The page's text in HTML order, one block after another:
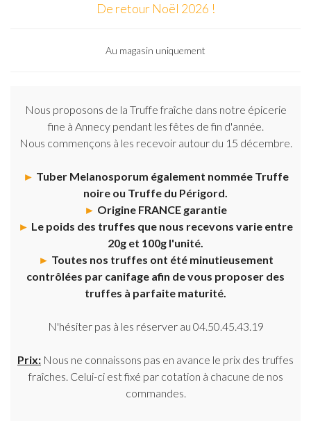
De retour Noël 2026 !
Au magasin uniquement
Nous proposons de la Truffe fraîche dans notre épicerie
fine à Annecy pendant les fêtes de fin d'année.
Nous commençons à les recevoir autour du 15 décembre.
► Tuber Melanosporum également nommée Truffe
noire ou Truffe du Périgord.
► Origine FRANCE garantie
► Le poids des truffes que nous recevons varie entre
20g et 100g l'unité.
► Toutes nos truffes ont été minutieusement
contrôlées par canifage afin de vous proposer des
truffes à parfaite maturité.
N'hésiter pas à les réserver au 04.50.45.43.19
Prix: Nous ne connaissons pas en avance le prix des truffes
fraîches. Celui-ci est fixé par cotation à chacune de nos
commandes.